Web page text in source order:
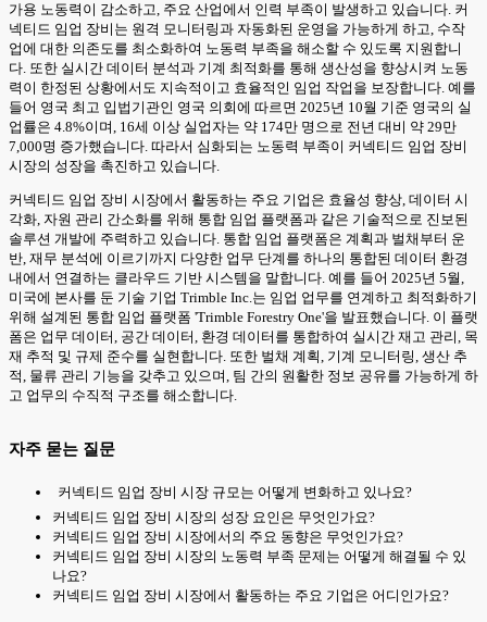
가용 노동력이 감소하고, 주요 산업에서 인력 부족이 발생하고 있습니다. 커
넥티드 임업 장비는 원격 모니터링과 자동화된 운영을 가능하게 하고, 수작
업에 대한 의존도를 최소화하여 노동력 부족을 해소할 수 있도록 지원합니
다. 또한 실시간 데이터 분석과 기계 최적화를 통해 생산성을 향상시켜 노동
력이 한정된 상황에서도 지속적이고 효율적인 임업 작업을 보장합니다. 예를
들어 영국 최고 입법기관인 영국 의회에 따르면 2025년 10월 기준 영국의 실
업률은 4.8%이며, 16세 이상 실업자는 약 174만 명으로 전년 대비 약 29만
7,000명 증가했습니다. 따라서 심화되는 노동력 부족이 커넥티드 임업 장비
시장의 성장을 촉진하고 있습니다.
커넥티드 임업 장비 시장에서 활동하는 주요 기업은 효율성 향상, 데이터 시
각화, 자원 관리 간소화를 위해 통합 임업 플랫폼과 같은 기술적으로 진보된
솔루션 개발에 주력하고 있습니다. 통합 임업 플랫폼은 계획과 벌채부터 운
반, 재무 분석에 이르기까지 다양한 업무 단계를 하나의 통합된 데이터 환경
내에서 연결하는 클라우드 기반 시스템을 말합니다. 예를 들어 2025년 5월,
미국에 본사를 둔 기술 기업 Trimble Inc.는 임업 업무를 연계하고 최적화하기
위해 설계된 통합 임업 플랫폼 'Trimble Forestry One'을 발표했습니다. 이 플랫
폼은 업무 데이터, 공간 데이터, 환경 데이터를 통합하여 실시간 재고 관리, 목
재 추적 및 규제 준수를 실현합니다. 또한 벌채 계획, 기계 모니터링, 생산 추
적, 물류 관리 기능을 갖추고 있으며, 팀 간의 원활한 정보 공유를 가능하게 하
고 업무의 수직적 구조를 해소합니다.
자주 묻는 질문
커넥티드 임업 장비 시장 규모는 어떻게 변화하고 있나요?
커넥티드 임업 장비 시장의 성장 요인은 무엇인가요?
커넥티드 임업 장비 시장에서의 주요 동향은 무엇인가요?
커넥티드 임업 장비 시장의 노동력 부족 문제는 어떻게 해결될 수 있
나요?
커넥티드 임업 장비 시장에서 활동하는 주요 기업은 어디인가요?